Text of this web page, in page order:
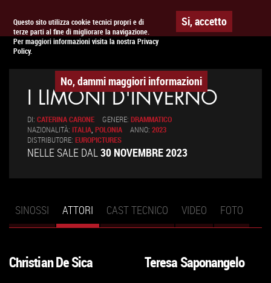
Questo sito utilizza cookie tecnici propri e di
terze parti al fine di migliorare la navigazione.
Per maggiori informazioni visita la nostra Privacy
Policy.
Si, accetto
No, dammi maggiori informazioni
APPUNTAMENTO AL CINEMA
I LIMONI D'INVERNO
DI: CATERINA CARONE GENERE: DRAMMATICO
NAZIONALITÀ: ITALIA,POLONIA ANNO: 2023
DISTRIBUTORE: EUROPICTURES
NELLE SALE DAL30 NOVEMBRE 2023
Schede primarie
SINOSSI ATTORI (SCHEDA
ATTIVA)
CAST TECNICO VIDEO FOTO
VAI
Christian De Sica
VAI
Teresa Saponangelo